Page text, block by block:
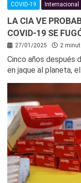
COVID-19 Internacional
LA CIA VE
COVID-19 SE
27/01/2025 2
Cinco años después
en jaque al planeta,